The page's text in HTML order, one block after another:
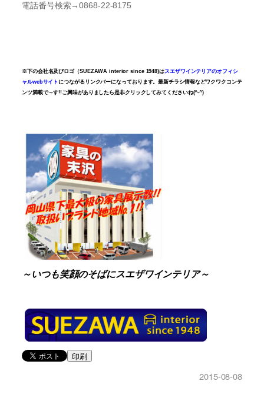
電話番号検索→0868-22-8175
※下の会社名及びロゴ（SUEZAWA interior since 1948)はスエザワインテリアのオフィシ
ャルwebサイト につながるリンクバーになっております。最新チラシ情報などワクワクコンテ
ンツ満載で～す!!ご興味がありましたら是非クリックしてみてくださいね(^-^)
～いつも笑顔のそばにスエザワインテリア～
印刷
2015-08-08